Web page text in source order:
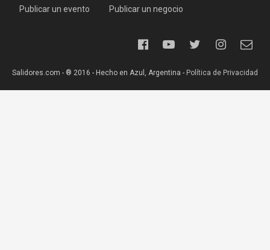
Publicar un evento Publicar un negocio
Salidores.com - ® 2016 - Hecho en Azul, Argentina - Política de Privacidad